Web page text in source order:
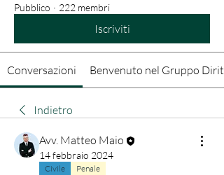
Pubblico · 222 membri
Iscriviti
Conversazioni Benvenuto nel Gruppo
Indietro
Avv. Matteo Maio
14 febbraio 2024
Civile Penale